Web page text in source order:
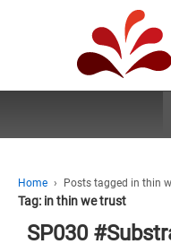
Home › Posts tagged in thin
Tag: in thin we trust
SP030